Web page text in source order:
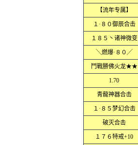
【流年专属】
１·８０御辰合击
１８５丶诸神微变
╲燃爆·８０╱
鬥戰勝佛火龙★★
1.70
青龍神器合击
１·８５梦幻合击
破灭合击
１７６特戒+10